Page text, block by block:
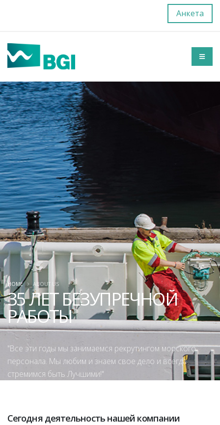
Анкета
HOME ABOUT US
35 ЛЕТ БЕЗУПРЕЧНОЙ
РАБОТЫ
"Все эти годы мы занимаемся рекрутингом морского
персонала. Мы любим и знаем свое дело и всегда
стремимся быть Лучшими!"
Сегодня деятельность нашей компании